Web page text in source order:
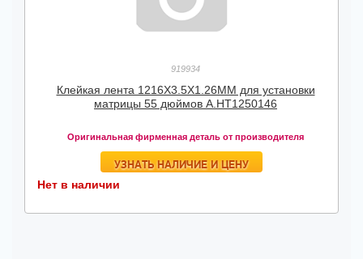
919934
Клейкая лента 1216X3.5X1.26MM для установки
матрицы 55 дюймов А.HT1250146
Оригинальная фирменная деталь от производителя
УЗНАТЬ НАЛИЧИЕ И ЦЕНУ
Нет в наличии